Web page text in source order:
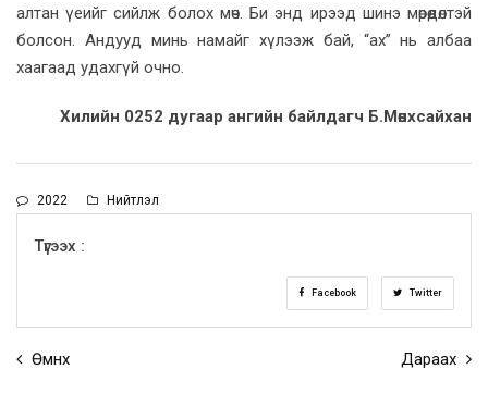
алтан үеийг сийлж болох мөч. Би энд ирээд шинэ мөрөөдөлтэй
болсон. Андууд минь намайг хүлээж бай, “ах” нь албаа
хаагаад удахгүй очно.
Хилийн 0252 дугаар ангийн байлдагч Б.Мөнхсайхан
2022 Нийтлэл
Түгээх :
Facebook Twitter
Өмнөх Дараах